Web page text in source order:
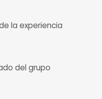
la experiencia
del grupo